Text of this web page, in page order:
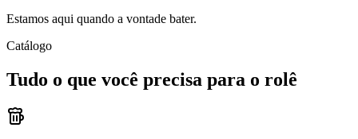
Estamos aqui quando a vontade bater.
Catálogo
Tudo o que você precisa para o rolê